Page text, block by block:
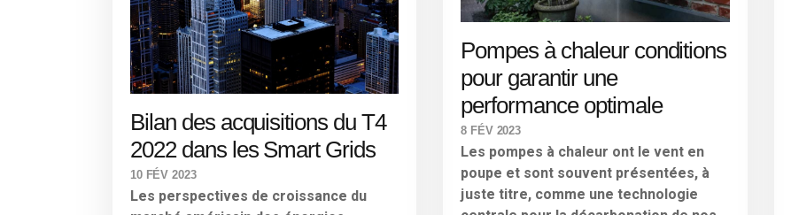
Bilan des acquisitions du T4
2022 dans les Smart Grids
10 FÉV 2023
Les perspectives de croissance du
Pompes à chaleur conditions
pour garantir une
performance optimale
8 FÉV 2023
Les pompes à chaleur ont le vent en
poupe et sont souvent présentées, à
juste titre, comme une technologie